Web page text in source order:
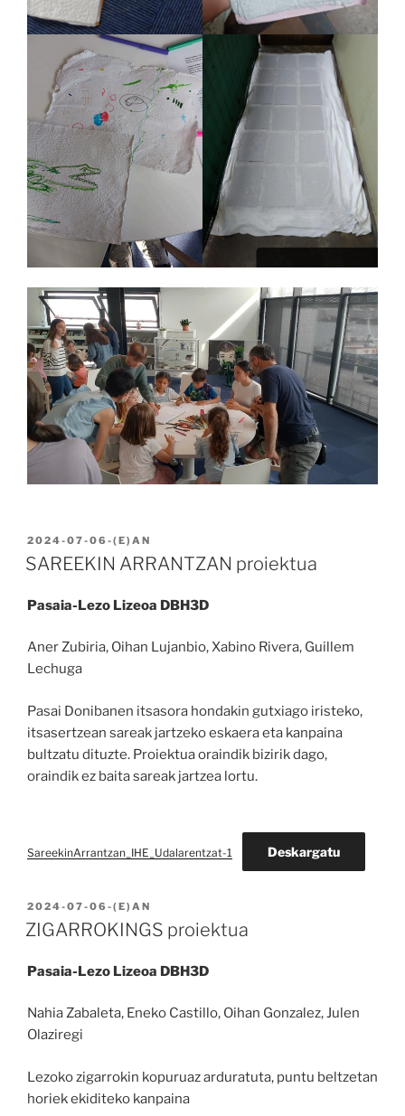
2024-07-06-(E)AN
SAREEKIN ARRANTZAN proiektua
Pasaia-Lezo Lizeoa DBH3D
Aner Zubiria, Oihan Lujanbio, Xabino Rivera, Guillem
Lechuga
Pasai Donibanen itsasora hondakin gutxiago iristeko,
itsasertzean sareak jartzeko eskaera eta kanpaina
bultzatu dituzte. Proiektua oraindik bizirik dago,
oraindik ez baita sareak jartzea lortu.
SareekinArrantzan_IHE_Udalarentzat-1 Deskargatu
2024-07-06-(E)AN
ZIGARROKINGS proiektua
Pasaia-Lezo Lizeoa DBH3D
Nahia Zabaleta, Eneko Castillo, Oihan Gonzalez, Julen
Olaziregi
Lezoko zigarrokin kopuruaz arduratuta, puntu beltzetan
horiek ekiditeko kanpaina